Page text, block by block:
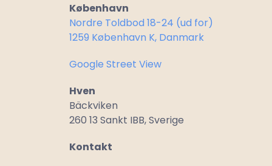
København
Nordre Toldbod 18-24 (ud for)
1259 København K, Danmark
Google Street View
Hven
Bäckviken
260 13 Sankt IBB, Sverige
Kontakt